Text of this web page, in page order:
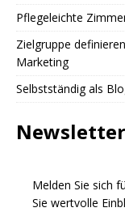
Pflegeleichte
Zielgruppe
Marketing
Selbstständig als
Newsletter
Melden Sie sich
Sie wertvolle